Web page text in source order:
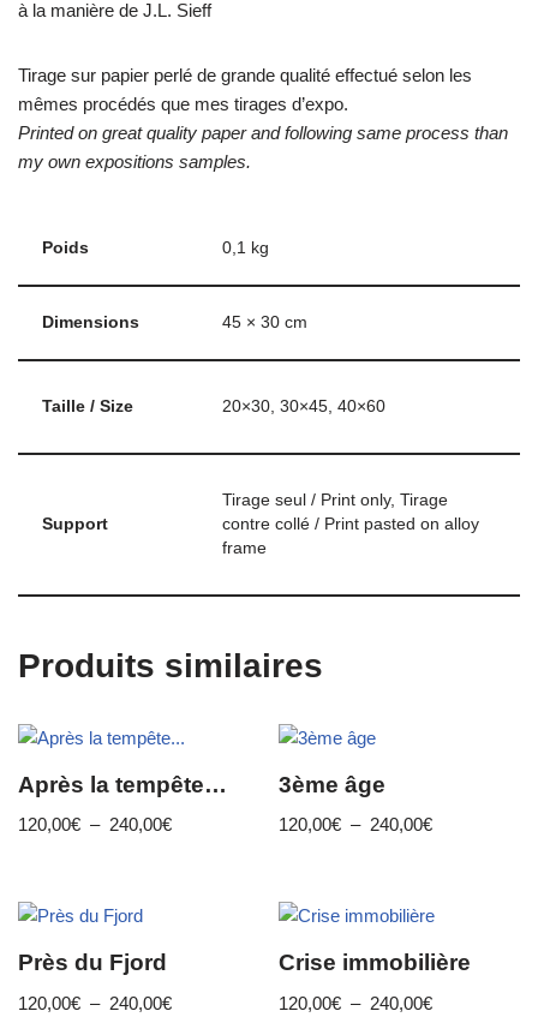
à la manière de J.L. Sieff
Tirage sur papier perlé de grande qualité effectué selon les
mêmes procédés que mes tirages d’expo.
Printed on great quality paper and following same process than
my own expositions samples.
Poids 0,1 kg
Dimensions 45 × 30 cm
Taille / Size 20×30, 30×45, 40×60
Support
Tirage seul / Print only, Tirage
contre collé / Print pasted on alloy
frame
Produits similaires
Après la tempête…
120,00€ – 240,00€
3ème âge
120,00€ – 240,00€
Près du Fjord
120,00€ – 240,00€
Crise immobilière
120,00€ – 240,00€